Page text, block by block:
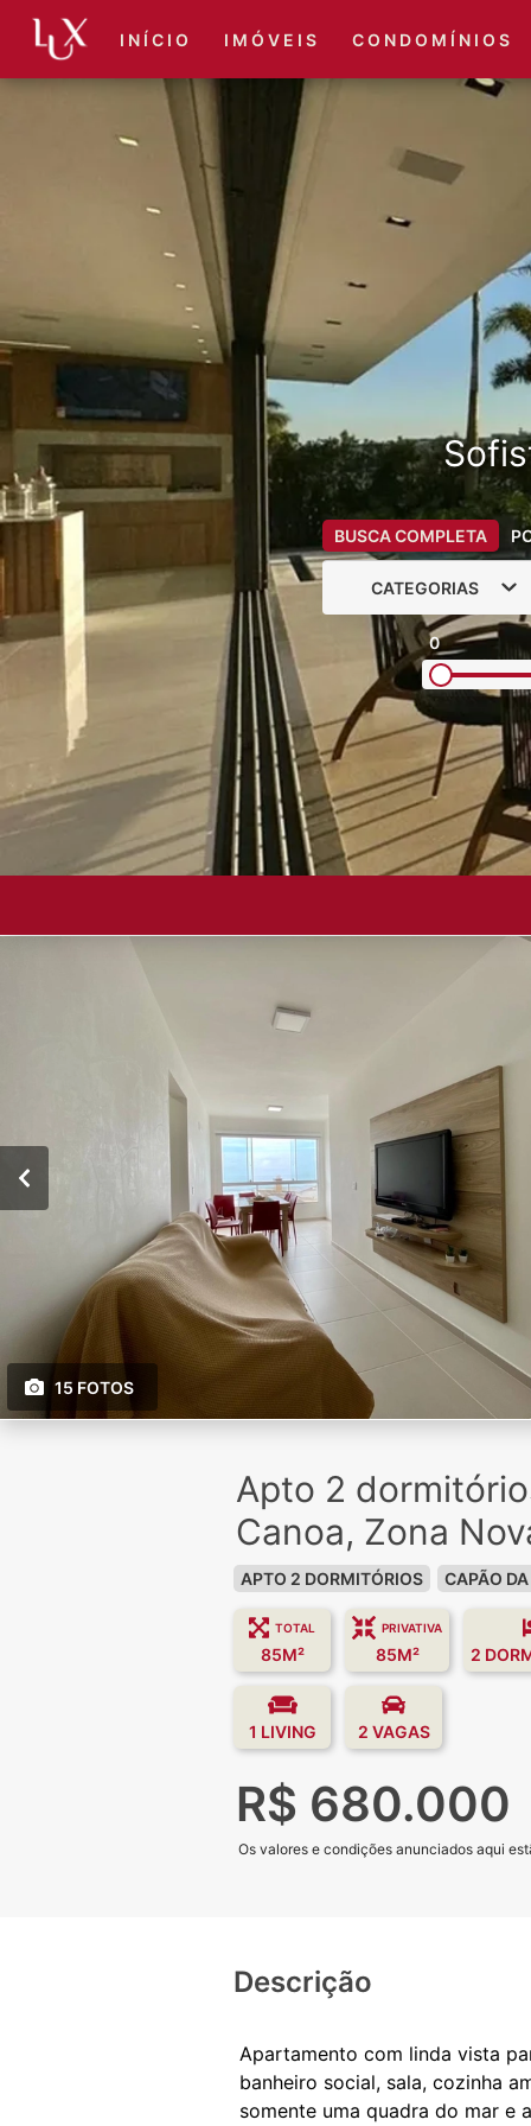
I N Í C I O I M Ó V E I S C O N D O M Í N I O S
BUSCA COMPLETA
CATEGORIAS
0
15 FOTOS
Apto 2
Canoa, Zona
APTO 2 DORMITÓRIOS CAPÃO
TOTAL
85M²
PRIVATIVA
85M² 2
1 LIVING 2 VAGAS
R$ 680.000
Os valores e condições anunciados aqui
Descrição
Apartamento com linda vista
banheiro social, sala, cozinha
somente uma quadra do mar e